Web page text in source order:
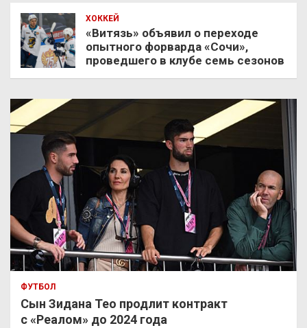
ХОККЕЙ
«Витязь» объявил о переходе
опытного форварда «Сочи»,
проведшего в клубе семь сезонов
ФУТБОЛ
Сын Зидана Тео продлит контракт
с «Реалом» до 2024 года